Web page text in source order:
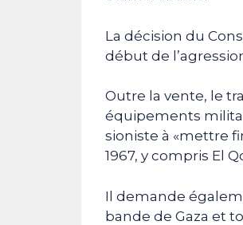
La décision du
début de
Outre la vente, le
équipements
sioniste à «mettre
1967, y compris El
Il demande
bande de Gaza et